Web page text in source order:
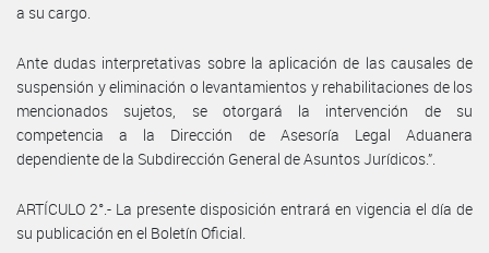
a su cargo.
Ante dudas interpretativas sobre la aplicación de las causales de
suspensión y eliminación o levantamientos y rehabilitaciones de los
mencionados sujetos, se otorgará la intervención de su
competencia a la Dirección de Asesoría Legal Aduanera
dependiente de la Subdirección General de Asuntos Jurídicos.”.
ARTÍCULO 2°.- La presente disposición entrará en vigencia el día de
su publicación en el Boletín Oficial.